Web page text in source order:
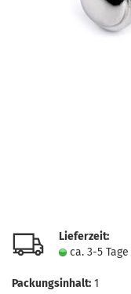
Lieferzeit:
ca. 3-5 Tage
Packungsinhalt: 1